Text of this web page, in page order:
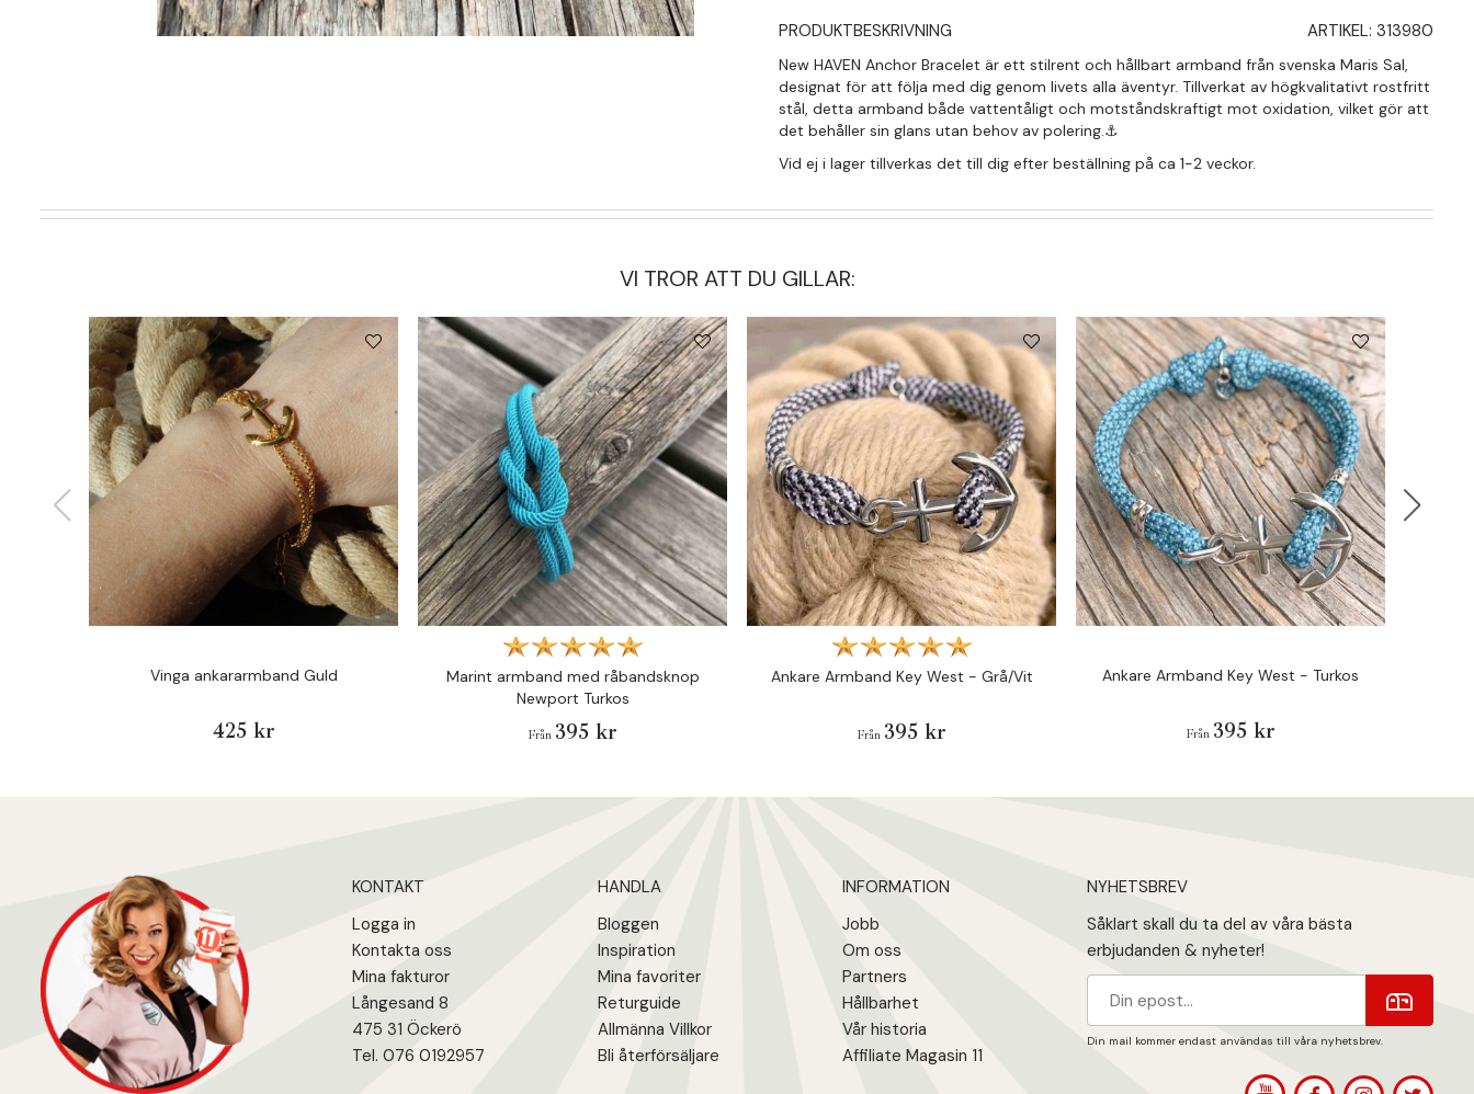
PRODUKTBESKRIVNING ARTIKEL: 313980
New HAVEN Anchor Bracelet är ett stilrent och hållbart armband från svenska Maris Sal,
designat för att följa med dig genom livets alla äventyr. Tillverkat av högkvalitativt rostfritt
stål, detta armband både vattentåligt och motståndskraftigt mot oxidation, vilket gör att
det behåller sin glans utan behov av polering.⚓
Vid ej i lager tillverkas det till dig efter beställning på ca 1-2 veckor.
VI TROR ATT DU GILLAR:
Vinga ankararmband Guld
425 kr
Marint armband med råbandsknop
Newport Turkos
Från 395 kr
Ankare Armband Key West - Grå/Vit
Från 395 kr
Ankare Armband Key West - Turkos
Från 395 kr
KONTAKT
Logga in
Kontakta oss
Mina fakturor
Långesand 8
475 31 Öckerö
Tel. 076 0192957
HANDLA
Bloggen
Inspiration
Mina favoriter
Returguide
Allmänna Villkor
Bli återförsäljare
INFORMATION
Jobb
Om oss
Partners
Hållbarhet
Vår historia
Affiliate Magasin 11
NYHETSBREV
Såklart skall du ta del av våra bästa
erbjudanden & nyheter!
Din mail kommer endast användas till våra nyhetsbrev.